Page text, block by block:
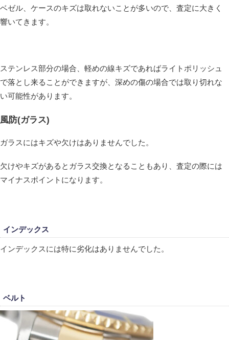
ベゼル、ケースのキズは取れないことが多いので、査定に大きく
響いてきます。
ステンレス部分の場合、軽めの線キズであればライトポリッシュ
で落とし来ることができますが、深めの傷の場合では取り切れな
い可能性があります。
風防(ガラス)
ガラスにはキズや欠けはありませんでした。
欠けやキズがあるとガラス交換となることもあり、査定の際には
マイナスポイントになります。
インデックス
インデックスには特に劣化はありませんでした。
ベルト